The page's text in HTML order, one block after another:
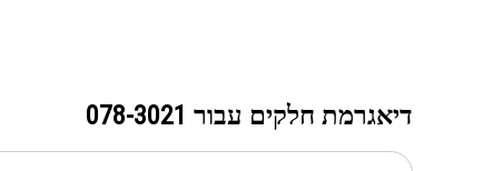
דיאגרמת חלקים עבור 078-3021